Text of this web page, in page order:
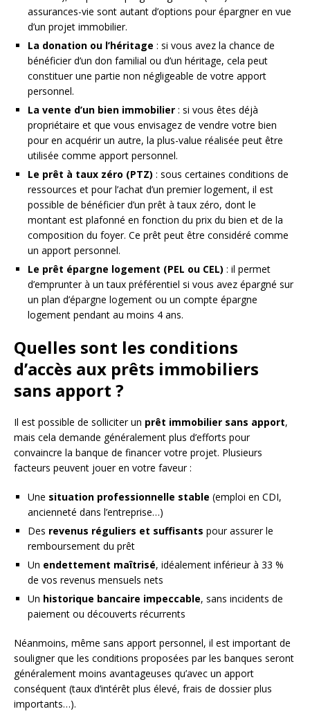
assurances-vie sont autant d’options pour épargner en vue
d’un projet immobilier.
La donation ou l’héritage : si vous avez la chance de
bénéficier d’un don familial ou d’un héritage, cela peut
constituer une partie non négligeable de votre apport
personnel.
La vente d’un bien immobilier : si vous êtes déjà
propriétaire et que vous envisagez de vendre votre bien
pour en acquérir un autre, la plus-value réalisée peut être
utilisée comme apport personnel.
Le prêt à taux zéro (PTZ) : sous certaines conditions de
ressources et pour l’achat d’un premier logement, il est
possible de bénéficier d’un prêt à taux zéro, dont le
montant est plafonné en fonction du prix du bien et de la
composition du foyer. Ce prêt peut être considéré comme
un apport personnel.
Le prêt épargne logement (PEL ou CEL) : il permet
d’emprunter à un taux préférentiel si vous avez épargné sur
un plan d’épargne logement ou un compte épargne
logement pendant au moins 4 ans.
Quelles sont les conditions
d’accès aux prêts immobiliers
sans apport ?
Il est possible de solliciter un prêt immobilier sans apport,
mais cela demande généralement plus d’efforts pour
convaincre la banque de financer votre projet. Plusieurs
facteurs peuvent jouer en votre faveur :
Une situation professionnelle stable (emploi en CDI,
ancienneté dans l’entreprise…)
Des revenus réguliers et suffisants pour assurer le
remboursement du prêt
Un endettement maîtrisé, idéalement inférieur à 33 %
de vos revenus mensuels nets
Un historique bancaire impeccable, sans incidents de
paiement ou découverts récurrents
Néanmoins, même sans apport personnel, il est important de
souligner que les conditions proposées par les banques seront
généralement moins avantageuses qu’avec un apport
conséquent (taux d’intérêt plus élevé, frais de dossier plus
importants…).